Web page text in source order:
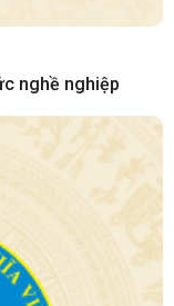
nghề nghiệp